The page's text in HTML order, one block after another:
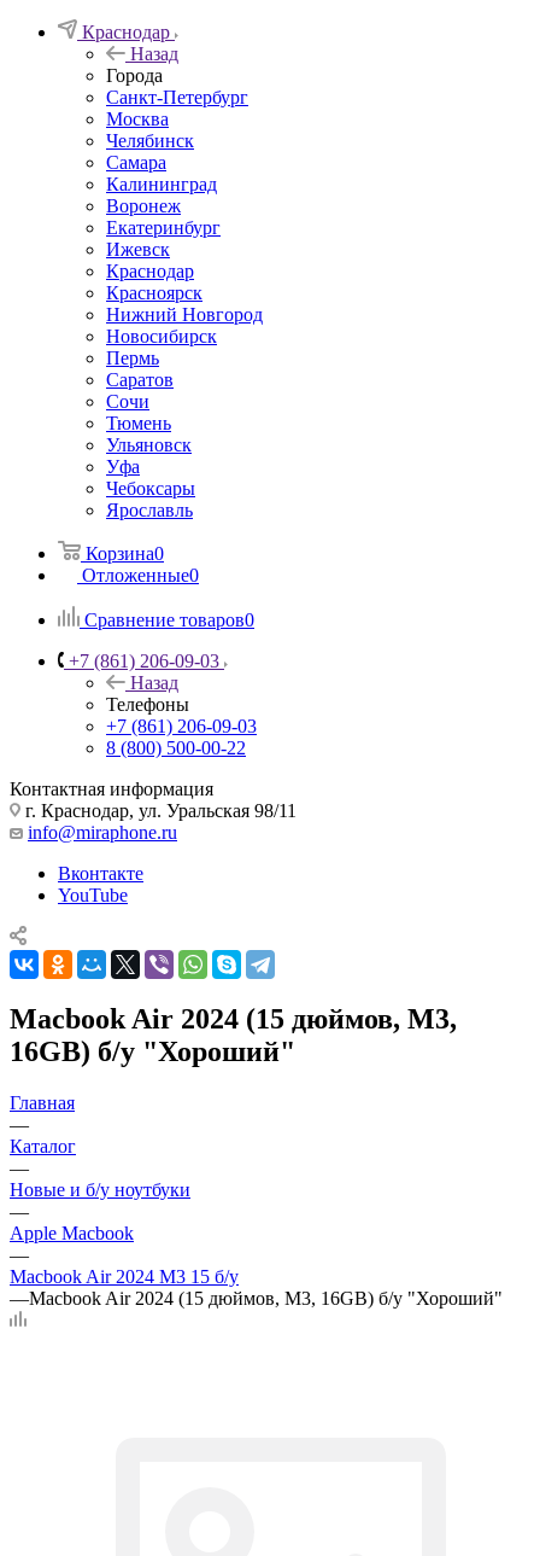
Краснодар
Назад
Города
Санкт-Петербург
Москва
Челябинск
Самара
Калининград
Воронеж
Екатеринбург
Ижевск
Краснодар
Красноярск
Нижний Новгород
Новосибирск
Пермь
Саратов
Сочи
Тюмень
Ульяновск
Уфа
Чебоксары
Ярославль
Корзина0
Отложенные0
Сравнение товаров0
+7 (861) 206-09-03
Назад
Телефоны
+7 (861) 206-09-03
8 (800) 500-00-22
Контактная информация
г. Краснодар, ул. Уральская 98/11
info@miraphone.ru
Вконтакте
YouTube
Macbook Air 2024 (15 дюймов, M3,
16GB) б/у "Хороший"
Главная
—
Каталог
—
Новые и б/у ноутбуки
—
Apple Macbook
—
Macbook Air 2024 M3 15 б/у
—Macbook Air 2024 (15 дюймов, M3, 16GB) б/у "Хороший"